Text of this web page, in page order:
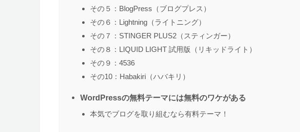
その５：BlogPress（ブログプレス）
その６：Lightning（ライトニング）
その７：STINGER PLUS2（スティンガー）
その８：LIQUID LIGHT 試用版（リキッドライト）
その９：4536
その10：Habakiri（ハバキリ）
WordPressの無料テーマには無料のワケがある
本気でブログを取り組むなら有料テーマ！